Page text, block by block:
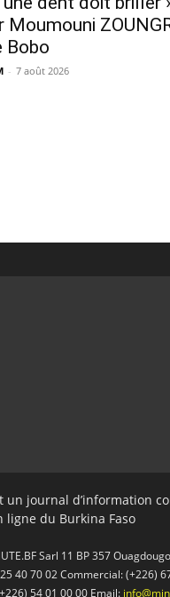
Moumouni
Bobo
- 7 août 2026
un journal d’information
ligne du Burkina Faso
Sarl 11 BP 357
40 70 02 Commercial: (+226)
54 01 00 00 Email: